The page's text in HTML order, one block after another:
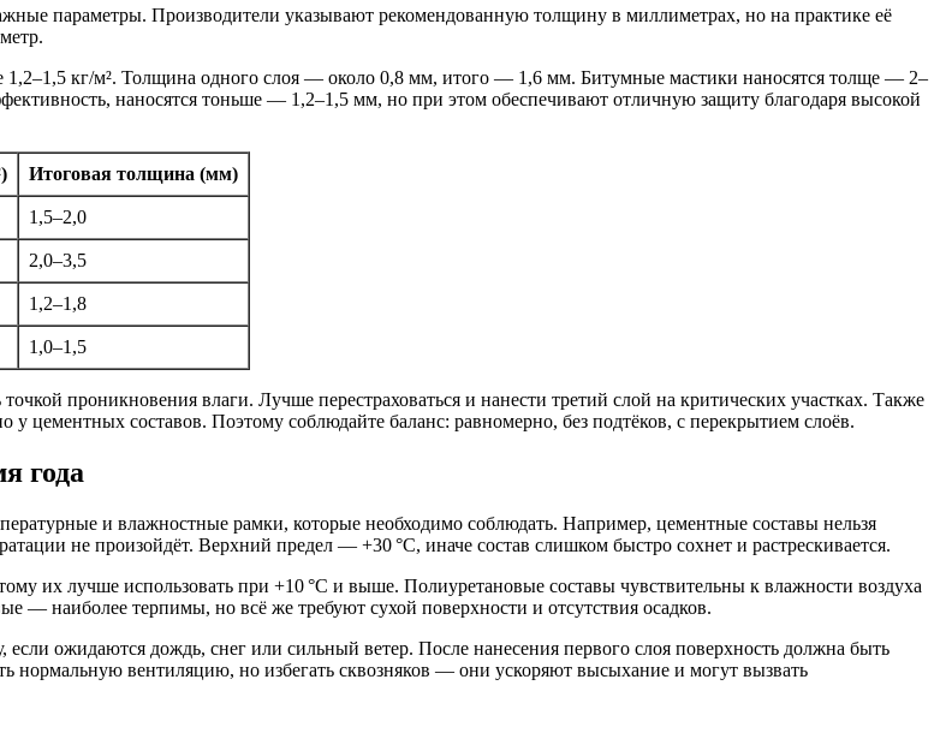
параметры. Производители указывают рекомендованную толщину в миллиметрах, но на практике её
1,2–1,5 кг/м². Толщина одного слоя — около 0,8 мм, итого — 1,6 мм. Битумные мастики наносятся толще — 2–
наносятся тоньше — 1,2–1,5 мм, но при этом обеспечивают отличную защиту благодаря высокой
Итоговая толщина (мм)
1,5–2,0
2,0–3,5
1,2–1,8
1,0–1,5
проникновения влаги. Лучше перестраховаться и нанести третий слой на критических участках. Также
цементных составов. Поэтому соблюдайте баланс: равномерно, без подтёков, с перекрытием слоёв.
года
и влажностные рамки, которые необходимо соблюдать. Например, цементные составы нельзя
не произойдёт. Верхний предел — +30 °C, иначе состав слишком быстро сохнет и растрескивается.
их лучше использовать при +10 °C и выше. Полиуретановые составы чувствительны к влажности воздуха
— наиболее терпимы, но всё же требуют сухой поверхности и отсутствия осадков.
ожидаются дождь, снег или сильный ветер. После нанесения первого слоя поверхность должна быть
вентиляцию, но избегать сквозняков — они ускоряют высыхание и могут вызвать